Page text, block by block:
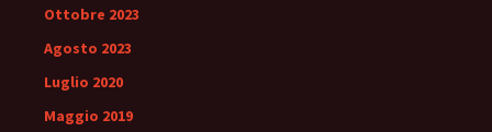
Ottobre 2023
Agosto 2023
Luglio 2020
Maggio 2019